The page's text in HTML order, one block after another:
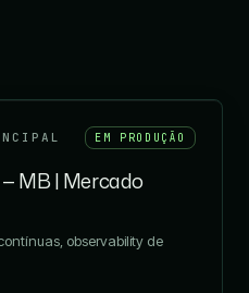
EM PRODUÇÃO
MB | Mercado
observability de